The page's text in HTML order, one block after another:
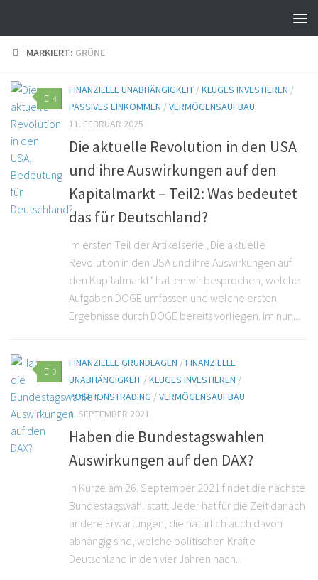
MARKIERT: GRÜNE
4
FINANZIELLE UNABHÄNGIGKEIT /KLUGES INVESTIEREN /
PASSIVES EINKOMMEN /VERMÖGENSAUFBAU
11. FEBRUAR 2025
Die aktuelle Revolution in den USA
und ihre Auswirkungen auf den
Kapitalmarkt – Teil2: Was bedeutet
das für Deutschland?
Im ersten Teil der Artikelserie „Die aktuelle
Revolution in den USA und ihre Auswirkungen auf
den Kapitalmarkt“ hatten wir besprochen, welche
Aufgaben DOGE umfassen und welche ersten
Ergebnisse durch DOGE bereits vorliegen. Im nun...
0
FINANZIELLE GRUNDLAGEN /FINANZIELLE
UNABHÄNGIGKEIT /KLUGES INVESTIEREN /
POSITIONSTRADING /VERMÖGENSAUFBAU
1. SEPTEMBER 2021
Haben die Bundestagswahlen
Auswirkungen auf den DAX?
In Kürze am 26. September 2021 findet die nächste
Bundestagswahl statt. Jeder hat für die Zeit danach
andere Erwartungen, die natürlich auch davon
abhängig sind, welche politischen Kräfte
Deutschland in den vier Jahren nach...